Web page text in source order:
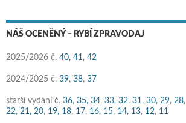
NÁŠ OCENĚNÝ – RYBÍ ZPRAVODAJ
2025/2026 č. 40, 41 , 42
2024/2025 č. 39, 38, 37
starší vydání č. 36, 35, 34, 33, 32, 31 , 30, 29, 28,
22, 21, 20, 19, 18, 17, 16, 15, 14, 13, 12, 11